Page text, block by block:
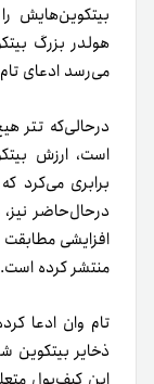
بیتکوین‌هایش
هولدر بزرگ
می‌رسد ادعای
در‌حالی‌که تتر
است، ارزش
برابری می‌کرد
درحال‌حاضر
افزایشی
منتشر کرده است.
تام وان ادعا
ذخایر بیتکوین